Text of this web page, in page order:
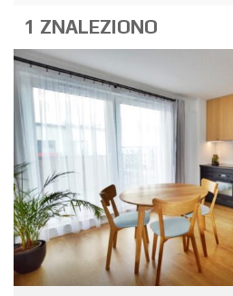
1 ZNALEZIONO